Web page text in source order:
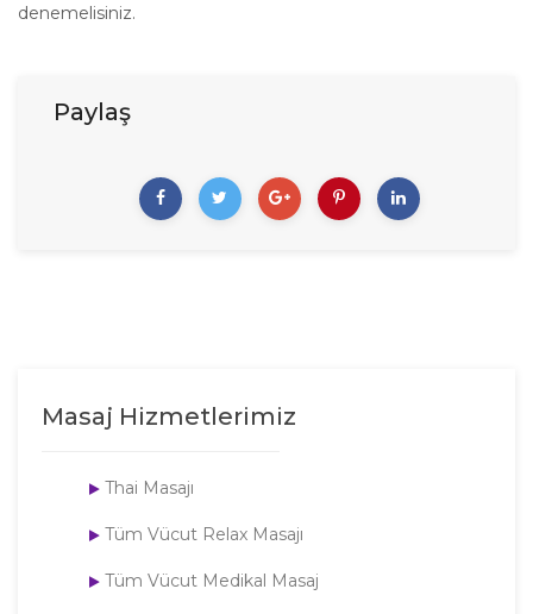
denemelisiniz.
Paylaş
Masaj Hizmetlerimiz
Thai Masajı
Tüm Vücut Relax Masajı
Tüm Vücut Medikal Masaj